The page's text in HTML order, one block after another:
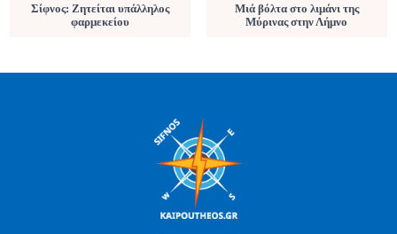
Σίφνος: Ζητείται υπάλληλος
φαρμεκείου
Μιά βόλτα στο λιμάνι της
Μύρινας στην Λήμνο